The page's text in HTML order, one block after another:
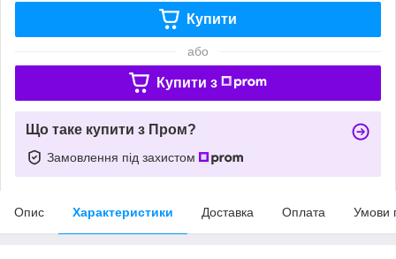
Купити
або
Купити з
Що таке купити з Пром?
Замовлення під захистом
Опис Характеристики Доставка Оплата Умови